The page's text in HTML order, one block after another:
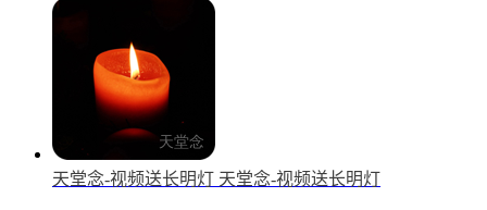
天堂念-视频送长明灯 天堂念-视频送长明灯